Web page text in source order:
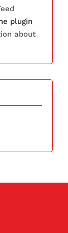
plugin
about